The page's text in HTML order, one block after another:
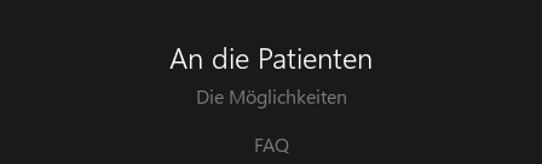
An die Patienten
Die Möglichkeiten
FAQ